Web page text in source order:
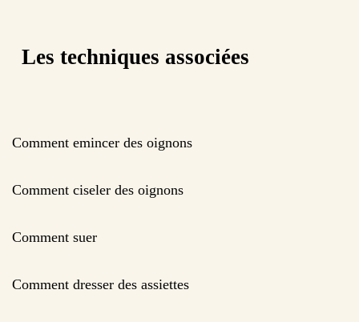
Les techniques associées
Comment emincer des oignons
Comment ciseler des oignons
Comment suer
Comment dresser des assiettes